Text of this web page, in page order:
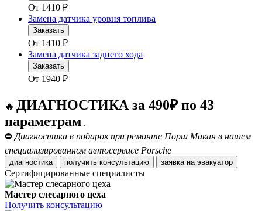
От 1410 ₽
Замена датчика уровня топлива
Заказать
От 1410 ₽
Замена датчика заднего хода
Заказать
От 1940 ₽
🔥 ДИАГНОСТИКА за 490₽ по 43
параметрам .
⛔ Диагностика в подарок при ремонте Порш Макан в нашем
специализированном автосервисе Porsche
диагностика получить консультацию заявка на эвакуатор
Сертифицированные специалисты
Мастер слесарного цеха
Получить консультацию